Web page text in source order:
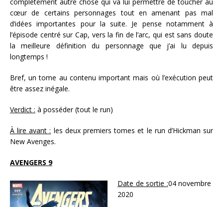
cœur de certains personnages tout en amenant pas mal
d’idées importantes pour la suite. Je pense notamment à
l’épisode centré sur Cap, vers la fin de l’arc, qui est sans doute
la meilleure définition du personnage que j’ai lu depuis
longtemps !
Bref, un tome au contenu important mais où l’exécution peut
être assez inégale.
Verdict : à posséder (tout le run)
À lire avant : les deux premiers tomes et le run d’Hickman sur
New Avenges.
AVENGERS 9
Date de sortie :04 novembre
2020